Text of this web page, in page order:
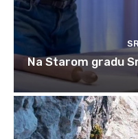
Na Starom gradu